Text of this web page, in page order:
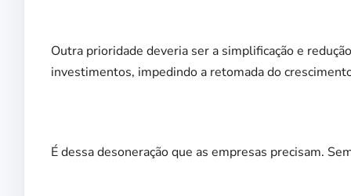
Outra prioridade deveria ser a simplificação e
investimentos, impedindo a retomada do
É dessa desoneração que as empresas precisam.